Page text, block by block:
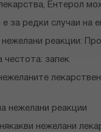
Ентерол
за редки случаи на
реакции:
честота: запек
нежелани реакции
нежелани